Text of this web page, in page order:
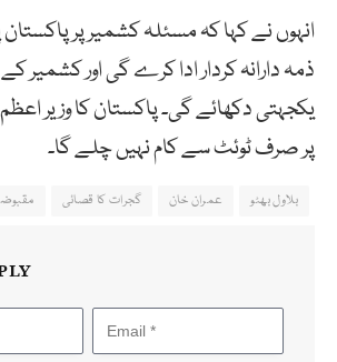
انہوں نے کہا کہ مسئلہ کشمیر پر پاکستان
ذمہ دارانہ کردار ادا کرے گی اور کشمیر
یکجہتی دکھائے گی۔ پاکستان کا وزیر
پر صرف ٹوئٹ سے کام نہیں چلے گا۔
بلاول بھٹو عمران خان گجرات کا قصائی